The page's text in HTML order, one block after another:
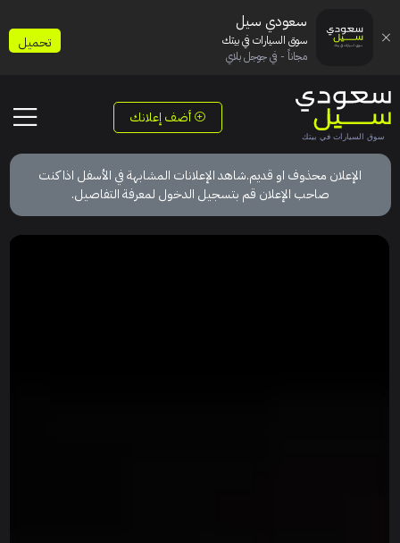
أضف إعلانك
الإعلان محذوف او قديم.شاهد الإعلانات المشابهة في الأسفل اذا كنت
صاحب الإعلان قم بتسجيل الدخول لمعرفة التفاصيل.
سعودي سيل
سوق السيارات في بيتك
مجاناً - في جوجل بلاي
تحميل